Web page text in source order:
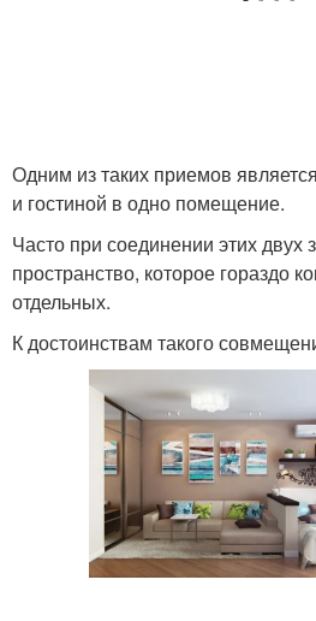
Одним из таких приемов
и гостиной в одно помещение.
Часто при соединении этих двух
пространство, которое гораздо
отдельных.
К достоинствам такого